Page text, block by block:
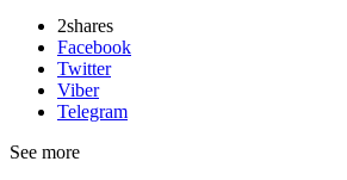
2shares
Facebook
Twitter
Viber
Telegram
See more